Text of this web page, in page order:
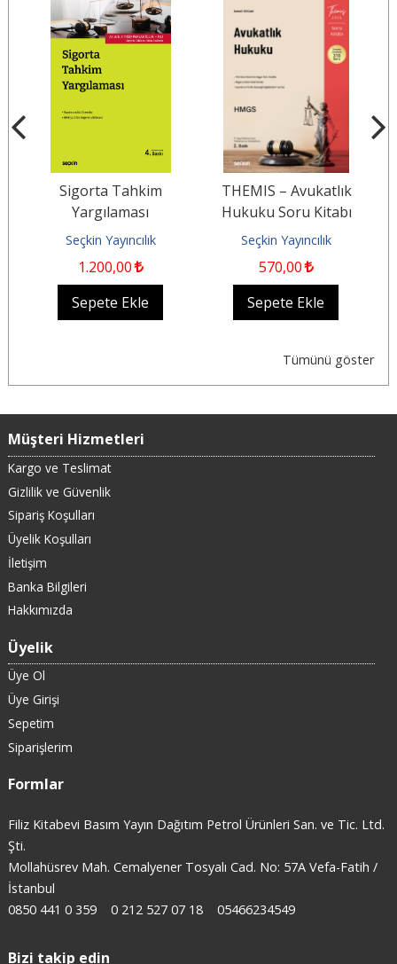
Sigorta Tahkim
Yargılaması
Seçkin Yayıncılık
1.200,00
Sepete Ekle
THEMIS – Avukatlık
Hukuku Soru Kitabı
Seçkin Yayıncılık
570,00
Sepete Ekle
Tümünü göster
Müşteri Hizmetleri
Kargo ve Teslimat
Gizlilik ve Güvenlik
Sipariş Koşulları
Üyelik Koşulları
İletişim
Banka Bilgileri
Hakkımızda
Üyelik
Üye Ol
Üye Girişi
Sepetim
Siparişlerim
Formlar
Filiz Kitabevi Basım Yayın Dağıtım Petrol Ürünleri San. ve Tic. Ltd.
Şti.
Mollahüsrev Mah. Cemalyener Tosyalı Cad. No: 57A Vefa-Fatih /
İstanbul
0850 441 0 359
0 212 527 07 18 05466234549
Bizi takip edin